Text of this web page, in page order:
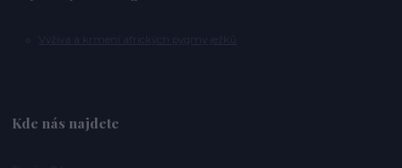
Kde nás najdete